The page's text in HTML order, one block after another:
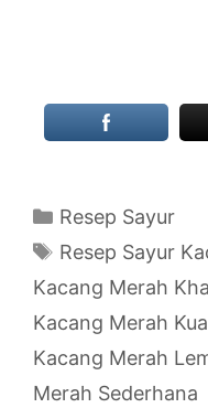
Categories
Resep Sayur
Tags
Resep Sayur
Kacang Merah
Kacang Merah
Kacang Merah
Merah Sederhana